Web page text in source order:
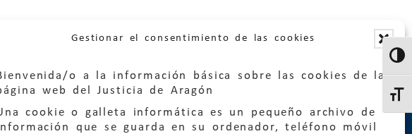
Gestionar el consentimiento de las cookies
o a la información básica sobre las cookies de la
web del Justicia de Aragón
cookie o galleta informática es un pequeño archivo de
que se guarda en su ordenador, teléfono móvil